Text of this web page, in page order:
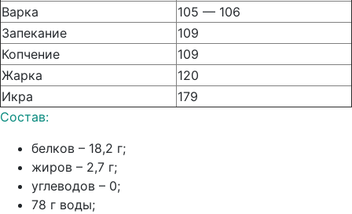
Варка
105 — 106
Запекание
109
Копчение
109
Жарка
120
Икра
179
Состав:
белков – 18,2 г;
жиров – 2,7 г;
углеводов – 0;
78 г воды;